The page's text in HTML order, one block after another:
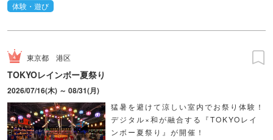
体験・遊び
東京都 港区
TOKYOレインボー夏祭り
2026/07/16(木) ～ 08/31(月)
猛暑を避けて涼しい室内でお祭り体験！
デジタル×和が融合する『TOKYOレイ
ンボー夏祭り』が開催！